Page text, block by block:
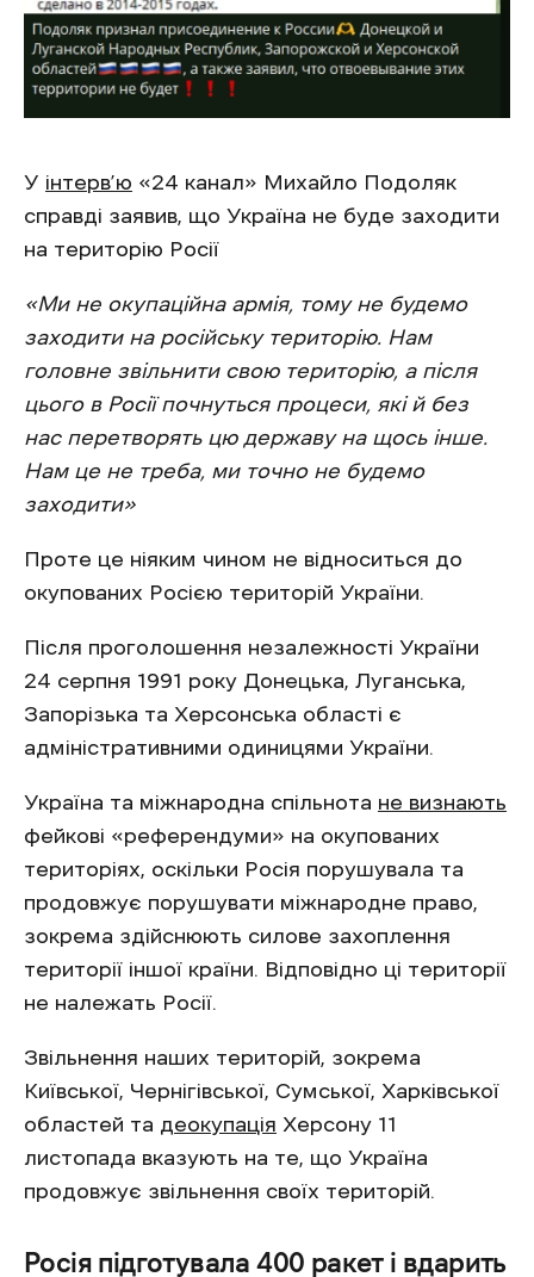
У інтерв’ю «24 канал» Михайло Подоляк
справді заявив, що Україна не буде заходити
на територію Росії
«Ми не окупаційна армія, тому не будемо
заходити на російську територію. Нам
головне звільнити свою територію, а після
цього в Росії почнуться процеси, які й без
нас перетворять цю державу на щось інше.
Нам це не треба, ми точно не будемо
заходити»
Проте це ніяким чином не відноситься до
окупованих Росією територій України.
Після проголошення незалежності України
24 серпня 1991 року Донецька, Луганська,
Запорізька та Херсонська області є
адміністративними одиницями України.
Україна та міжнародна спільнота не визнають
фейкові «референдуми» на окупованих
територіях, оскільки Росія порушувала та
продовжує порушувати міжнародне право,
зокрема здійснюють силове захоплення
території іншої країни. Відповідно ці території
не належать Росії.
Звільнення наших територій, зокрема
Київської, Чернігівської, Сумської, Харківської
областей та деокупація Херсону 11
листопада вказують на те, що Україна
продовжує звільнення своїх територій.
Росія підготувала 400 ракет і вдарить